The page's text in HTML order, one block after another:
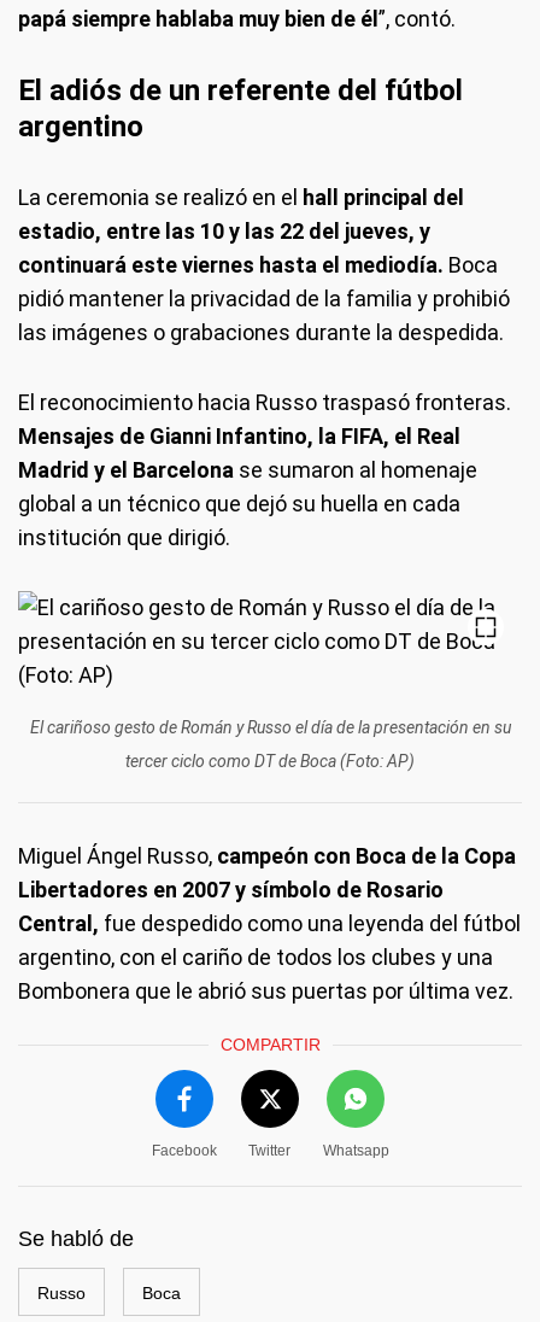
papá siempre hablaba muy bien de él ”, contó.
El adiós de un referente del fútbol
argentino
La ceremonia se realizó en el hall principal del
estadio, entre las 10 y las 22 del jueves, y
continuará este viernes hasta el mediodía. Boca
pidió mantener la privacidad de la familia y prohibió
las imágenes o grabaciones durante la despedida.
El reconocimiento hacia Russo traspasó fronteras.
Mensajes de Gianni Infantino, la FIFA, el Real
Madrid y el Barcelona se sumaron al homenaje
global a un técnico que dejó su huella en cada
institución que dirigió.
El cariñoso gesto de Román y Russo el día de la presentación en su
tercer ciclo como DT de Boca (Foto: AP)
Miguel Ángel Russo, campeón con Boca de la Copa
Libertadores en 2007 y símbolo de Rosario
Central, fue despedido como una leyenda del fútbol
argentino, con el cariño de todos los clubes y una
Bombonera que le abrió sus puertas por última vez.
COMPARTIR
Facebook Twitter Whatsapp
Se habló de
Russo Boca